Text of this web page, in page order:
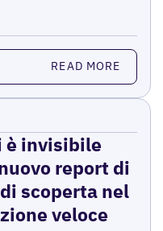
READ MORE
è invisibile
report di
scoperta nel
veloce